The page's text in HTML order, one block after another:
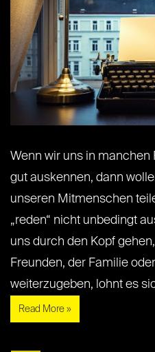
Wenn wir uns in
gut auskennen, dann
unseren Mitmenschen
„reden“ nicht unbedingt
uns durch den Kopf
Freunden, der Familie
weiterzugeben, lohnt es
Read More »